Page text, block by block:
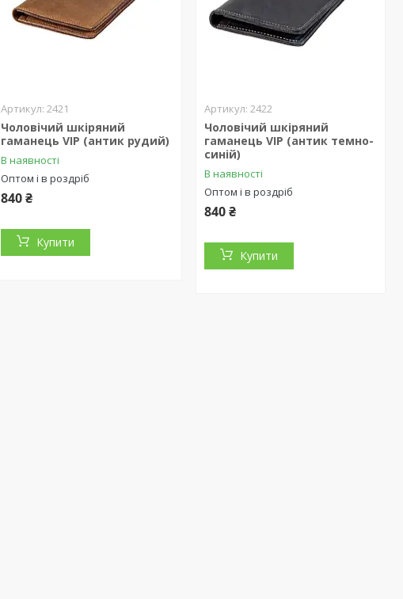
2421
Чоловічий шкіряний
гаманець VIP (антик рудий)
В наявності
Оптом і в роздріб
840 ₴
Купити
2422
Чоловічий шкіряний
гаманець VIP (антик темно-
синій)
В наявності
Оптом і в роздріб
840 ₴
Купити